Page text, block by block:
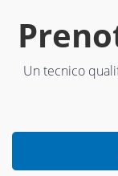
Un tecnico